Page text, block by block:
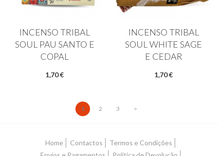
INCENSO TRIBAL
SOUL PAU SANTO E
COPAL
1,70 €
INCENSO TRIBAL
SOUL WHITE SAGE
E CEDAR
1,70 €
1 2 3 >
Home Contactos
Termos e Condições